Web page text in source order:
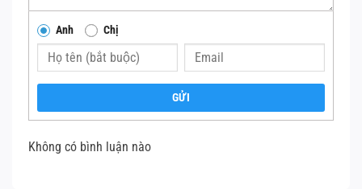
8 trước đó.
Anh Chị
GỬI
Không có bình luận nào